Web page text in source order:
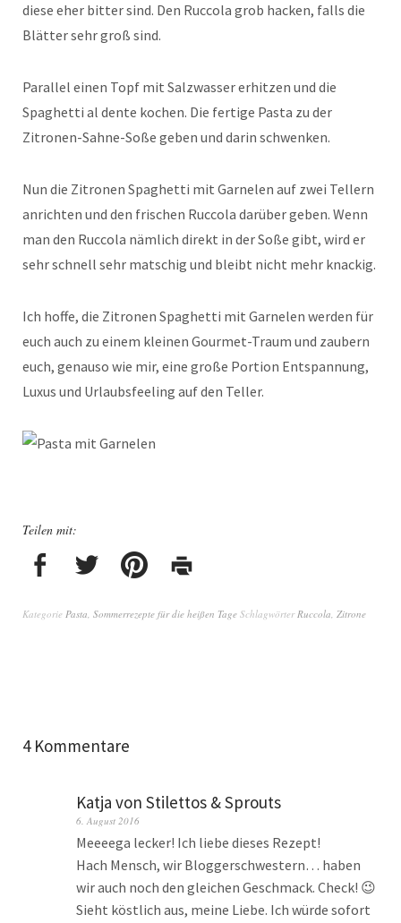
diese eher bitter sind. Den Ruccola grob hacken, falls die
Blätter sehr groß sind.
Parallel einen Topf mit Salzwasser erhitzen und die
Spaghetti al dente kochen. Die fertige Pasta zu der
Zitronen-Sahne-Soße geben und darin schwenken.
Nun die Zitronen Spaghetti mit Garnelen auf zwei Tellern
anrichten und den frischen Ruccola darüber geben. Wenn
man den Ruccola nämlich direkt in der Soße gibt, wird er
sehr schnell sehr matschig und bleibt nicht mehr knackig.
Ich hoffe, die Zitronen Spaghetti mit Garnelen werden für
euch auch zu einem kleinen Gourmet-Traum und zaubern
euch, genauso wie mir, eine große Portion Entspannung,
Luxus und Urlaubsfeeling auf den Teller.
Teilen mit:
Kategorie Pasta, Sommerrezepte für die heißen Tage SchlagwörterRuccola, Zitrone
4 Kommentare
Katja von Stilettos & Sprouts
6. August 2016
Meeeega lecker! Ich liebe dieses Rezept!
Hach Mensch, wir Bloggerschwestern… haben
wir auch noch den gleichen Geschmack. Check! 😉
Sieht köstlich aus, meine Liebe. Ich würde sofort